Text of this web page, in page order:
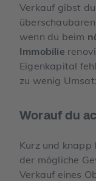
Verkauf gibst
wenn du beim
Immobilie
Eigenkapital
zu wenig
Worauf du
Kurz und knapp
der mögliche
Verkauf eines